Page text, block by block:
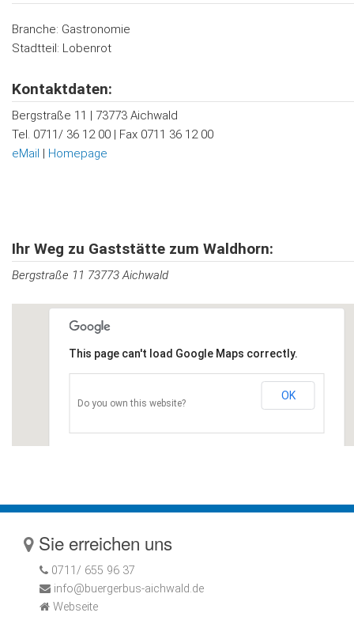
Werbepartner
Kontakt
Branche: Gastronomie
Stadtteil: Lobenrot
Kontaktdaten:
Bergstraße 11 | 73773 Aichwald
Tel. 0711/ 36 12 00 | Fax 0711 36 12 00
eMail
Homepage
Ihr Weg zu Gaststätte zum Waldhorn:
Bergstraße 11 73773 Aichwald
This page can't load Google Maps correctly.
Do you own this website?
OK
Sie erreichen uns
0711/ 655 96 37
info@buergerbus-aichwald.de
Webseite